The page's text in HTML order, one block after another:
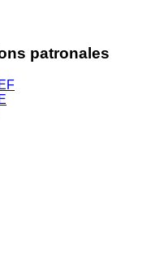
patronales